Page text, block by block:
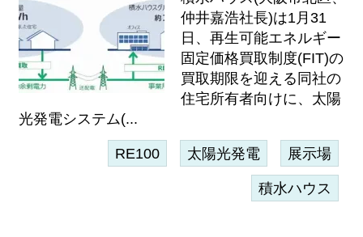
仲井嘉浩社長)は1月31
日、再生可能エネルギー
固定価格買取制度(FIT)の
買取期限を迎える同社の
住宅所有者向けに、太陽
光発電システム(...
RE100 太陽光発電 展示場
積水ハウス